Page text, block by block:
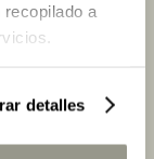
a
detalles
lugar el 6
y Premios